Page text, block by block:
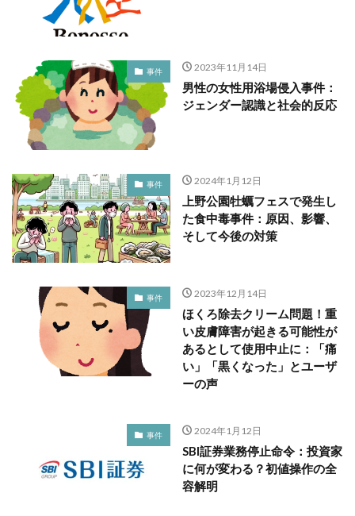
事件 2023年11月14日
男性の女性用浴場侵入事件：
ジェンダー認識と社会的反応
事件 2024年1月12日
上野公園牡蠣フェスで発生し
た食中毒事件：原因、影響、
そして今後の対策
事件 2023年12月14日
ほくろ除去クリーム問題！重
い皮膚障害が起きる可能性が
あるとして使用中止に：「痛
い」「黒くなった」とユーザ
ーの声
事件 2024年1月12日
SBI証券業務停止命令：投資家
に何が変わる？初値操作の全
容解明